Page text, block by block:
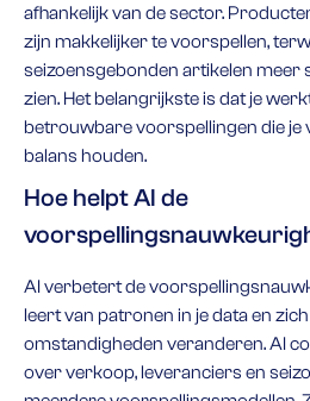
afhankelijk van de sector.
zijn makkelijker te voorspellen,
seizoensgebonden artikelen meer
zien. Het belangrijkste is dat je
betrouwbare voorspellingen die je
balans houden.
Hoe helpt AI de
AI verbetert de
leert van patronen in je data en
omstandigheden veranderen. AI
over verkoop, leveranciers en